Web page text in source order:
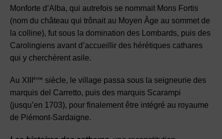
Monforte d’Alba, qui autrefois se nommait Mons Fortis
(nom du château qui trônait au Moyen Âge au sommet de
la colline), fut sous la domination des Lombards, puis des
Carolingiens avant d’accueillir des hérétiques cathares
qui y cherchèrent asile.
Au XIII ème siècle, le village passa sous la seigneurie des
marquis del Carretto, puis des marquis Scarampi
(jusqu’en 1703), pour finalement être intégré au royaume
de Piémont-Sardaigne.